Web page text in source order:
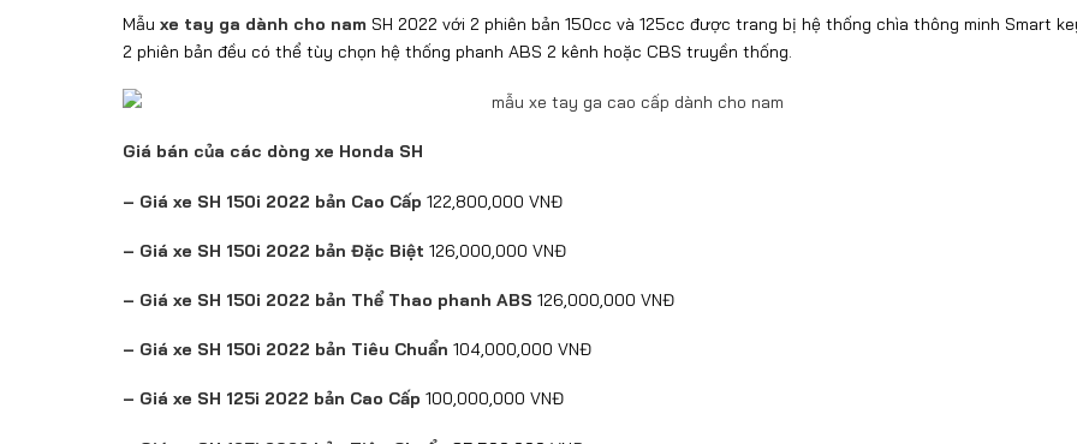
Mẫu xe tay ga dành cho nam SH 2022 với 2 phiên bản 150cc và 125cc được trang bị hệ thống chìa thông minh Smart
2 phiên bản đều có thể tùy chọn hệ thống phanh ABS 2 kênh hoặc CBS truyền thống.
Giá bán của các dòng xe Honda SH
– Giá xe SH 150i 2022 bản Cao Cấp 122,800,000 VNĐ
– Giá xe SH 150i 2022 bản Đặc Biệt 126,000,000 VNĐ
– Giá xe SH 150i 2022 bản Thể Thao phanh ABS 126,000,000 VNĐ
– Giá xe SH 150i 2022 bản Tiêu Chuẩn 104,000,000 VNĐ
– Giá xe SH 125i 2022 bản Cao Cấp 100,000,000 VNĐ